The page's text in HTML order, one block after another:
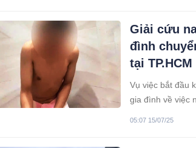
Giải cứu
đình
tại TP.HCM
Vụ việc bắt đầu
gia đình về việc
05:07 15/07/25